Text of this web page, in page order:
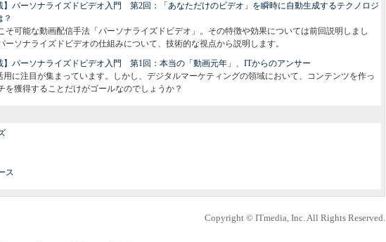
】パーソナライズドビデオ入門 第2回：「あなただけのビデオ」を瞬時に自動生成するテクノロジ
？
そ可能な動画配信手法「パーソナライズドビデオ」。その特徴や効果については前回説明しまし
ーソナライズドビデオの仕組みについて、技術的な視点から説明します。
】パーソナライズドビデオ入門 第1回：本当の「動画元年」、ITからのアンサー
用に注目が集まっています。しかし、デジタルマーケティングの領域において、コンテンツを作っ
を獲得することだけがゴールなのでしょうか？
ス
Copyright © ITmedia, Inc. All Rights Reserved.